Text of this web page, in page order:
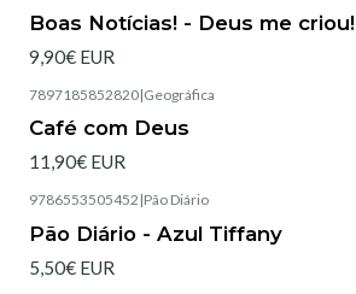
Boas Notícias! - Deus me criou!
9,90€ EUR
7897185852820|Geográfica
Café com Deus
11,90€ EUR
9786553505452 |Pão Diário
Pão Diário - Azul Tiffany
5,50€ EUR